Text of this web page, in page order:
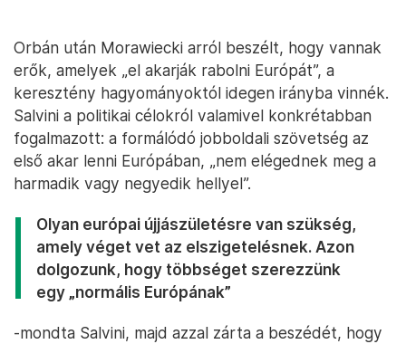
Orbán után Morawiecki arról beszélt, hogy vannak
erők, amelyek „el akarják rabolni Európát”, a
keresztény hagyományoktól idegen irányba vinnék.
Salvini a politikai célokról valamivel konkrétabban
fogalmazott: a formálódó jobboldali szövetség az
első akar lenni Európában, „nem elégednek meg a
harmadik vagy negyedik hellyel”.
Olyan európai újjászületésre van szükség,
amely véget vet az elszigetelésnek. Azon
dolgozunk, hogy többséget szerezzünk
egy „normális Európának”
-mondta Salvini, majd azzal zárta a beszédét, hogy